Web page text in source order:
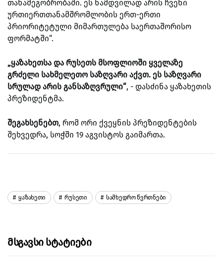
თანამეგობრობაში. ეს ნამდვილად არის ჩვენი
ურთიერთთანამშრომლობის ერთ-ერთი
პრიორიტეტული მიმართულება საერთაშორისო
ფორმატში“.
„ყაზახეთსა და რუსეთს მსოფლიოში ყველაზე
გრძელი სახმელეთო საზღვარი აქვთ. ეს საზღვარი
სრულად არის განსაზღვრული“, - დასძინა ყაზახეთის
პრეზიდენტმა.
შეგახსენებთ, რომ ორი ქვეყნის პრეზიდენტების
შეხვედრა, სოჭში 19 აგვისტოს გაიმართა.
Ყაზახეთი Რუსეთი Სამხედრო Წვრთნები
Მსგავსი Სტატიები